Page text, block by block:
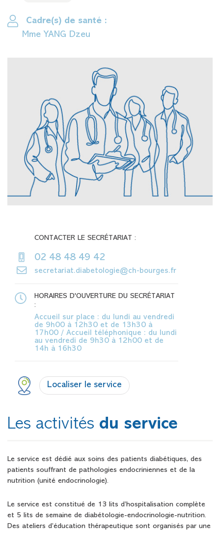
Cadre(s) de santé :
Mme YANG Dzeu
CONTACTER LE SECRÉTARIAT :
02 48 48 49 42
secretariat.diabetologie@ch-bourges.fr
HORAIRES D'OUVERTURE DU SECRÉTARIAT
:
Accueil sur place : du lundi au vendredi
de 9h00 à 12h30 et de 13h30 à
17h00 / Accueil téléphonique : du lundi
au vendredi de 9h30 à 12h00 et de
14h à 16h30
Localiser le service
Les activités du service
Le service est dédié aux soins des patients diabétiques, des
patients souffrant de pathologies endocriniennes et de la
nutrition (unité endocrinologie).
Le service est constitué de 13 lits d’hospitalisation complète
et 5 lits de semaine de diabétologie-endocrinologie-nutrition.
Des ateliers d’éducation thérapeutique sont organisés par une